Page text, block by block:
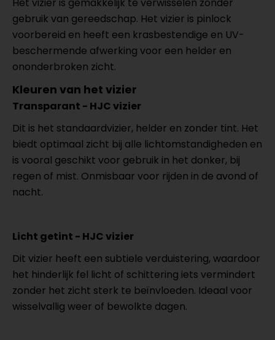
gebruik van gereedschap. Het vizier is pinlock
voorbereid en heeft een krasbestendige en UV-
beschermende afwerking voor een helder en
ononderbroken zicht.
Kleuren van het vizier
Transparant - HJC vizier
Dit is het standaardvizier, helder en zonder tint. Het
biedt optimaal zicht bij alle lichtomstandigheden en
is vooral geschikt voor gebruik in het donker, bij
regen of mist. Onmisbaar voor rijden in de avond of
nacht.
Licht getint - HJC vizier
Dit vizier heeft een subtiele verduistering, waardoor
het hinderlijk fel licht of schittering iets vermindert
zonder het zicht sterk te beïnvloeden. Ideaal voor
wisselvallig weer of bewolkte dagen.